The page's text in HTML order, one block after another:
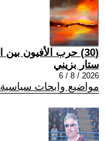
(30) حرب الأفيون بين الماضي و الحاضر
ستار بزيني
2026 / 8 / 6
مواضيع وابحاث سياسية